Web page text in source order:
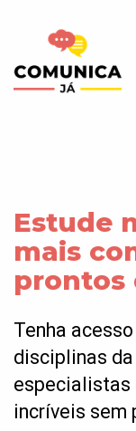
Estude
mais
prontos
Tenha
disciplinas
especialistas
incríveis sem